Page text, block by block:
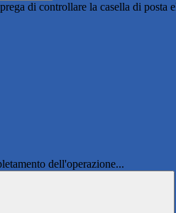
di controllare la casella di posta
dell'operazione...